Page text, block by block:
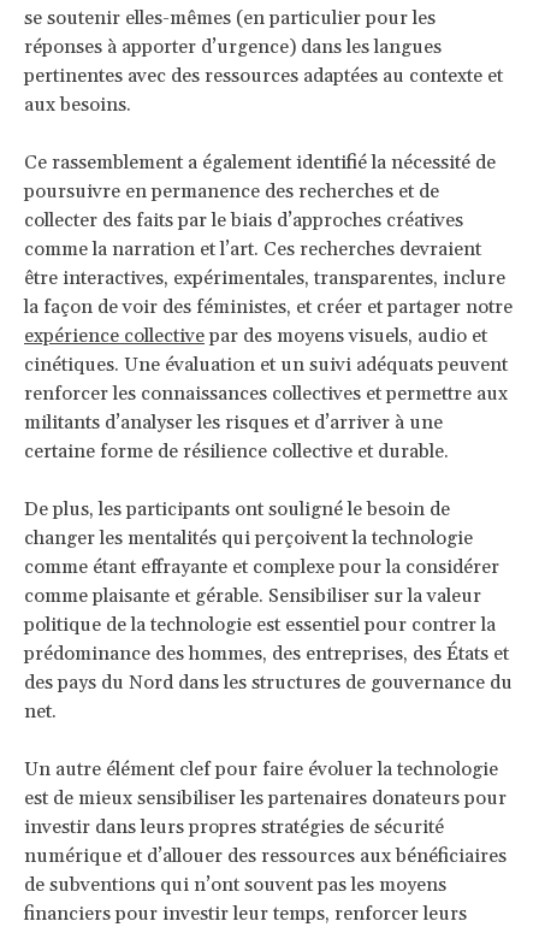
se soutenir elles-mêmes (en particulier pour les
réponses à apporter d’urgence) dans les langues
pertinentes avec des ressources adaptées au contexte et
aux besoins.
Ce rassemblement a également identifié la nécessité de
poursuivre en permanence des recherches et de
collecter des faits par le biais d’approches créatives
comme la narration et l’art. Ces recherches devraient
être interactives, expérimentales, transparentes, inclure
la façon de voir des féministes, et créer et partager notre
expérience collectivepar des moyens visuels, audio et
cinétiques. Une évaluation et un suivi adéquats peuvent
renforcer les connaissances collectives et permettre aux
militants d’analyser les risques et d’arriver à une
certaine forme de résilience collective et durable.
De plus, les participants ont souligné le besoin de
changer les mentalités qui perçoivent la technologie
comme étant effrayante et complexe pour la considérer
comme plaisante et gérable. Sensibiliser sur la valeur
politique de la technologie est essentiel pour contrer la
prédominance des hommes, des entreprises, des États et
des pays du Nord dans les structures de gouvernance du
net.
Un autre élément clef pour faire évoluer la technologie
est de mieux sensibiliser les partenaires donateurs pour
investir dans leurs propres stratégies de sécurité
numérique et d’allouer des ressources aux bénéficiaires
de subventions qui n’ont souvent pas les moyens
financiers pour investir leur temps, renforcer leurs